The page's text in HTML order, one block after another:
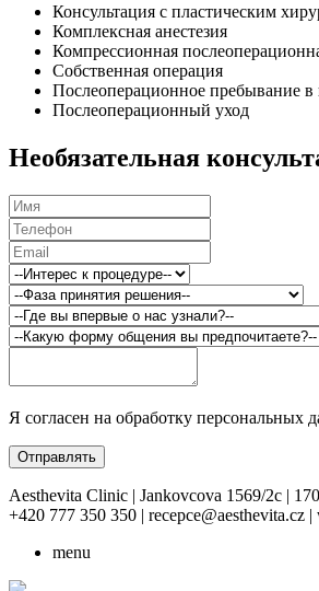
Консультация с пластическим
Комплексная анестезия
Компрессионная
Собственная операция
Послеоперационное пребывание в
Послеоперационный уход
Необязательная
Я согласен на обработку персональных
Отправлять
Aesthevita Clinic | Jankovcova 1569/2c |
+420 777 350 350 | recepce@aesthevita.cz
menu